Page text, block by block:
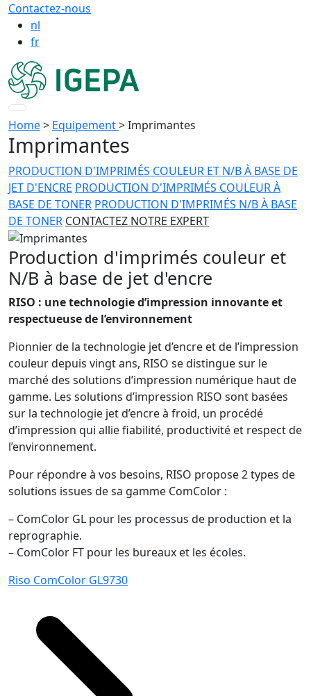
Contactez-nous
nl
fr
Home> Equipement>Imprimantes
Imprimantes
PRODUCTION D'IMPRIMÉS COULEUR ET N/B À BASE DE
JET D'ENCRE PRODUCTION D'IMPRIMÉS COULEUR À
BASE DE TONER PRODUCTION D'IMPRIMÉS N/B À BASE
DE TONER CONTACTEZ NOTRE EXPERT
Production d'imprimés couleur et
N/B à base de jet d'encre
RISO : une technologie d’impression innovante et
respectueuse de l’environnement
Pionnier de la technologie jet d’encre et de l’impression
couleur depuis vingt ans, RISO se distingue sur le
marché des solutions d’impression numérique haut de
gamme. Les solutions d’impression RISO sont basées
sur la technologie jet d’encre à froid, un procédé
d’impression qui allie fiabilité, productivité et respect de
l’environnement.
Pour répondre à vos besoins, RISO propose 2 types de
solutions issues de sa gamme ComColor :
– ComColor GL pour les processus de production et la
reprographie.
– ComColor FT pour les bureaux et les écoles.
Riso ComColor GL9730